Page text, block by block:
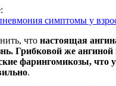
симптомы у
что настоящая
Грибковой же ангиной
фарингомикозы, что
.